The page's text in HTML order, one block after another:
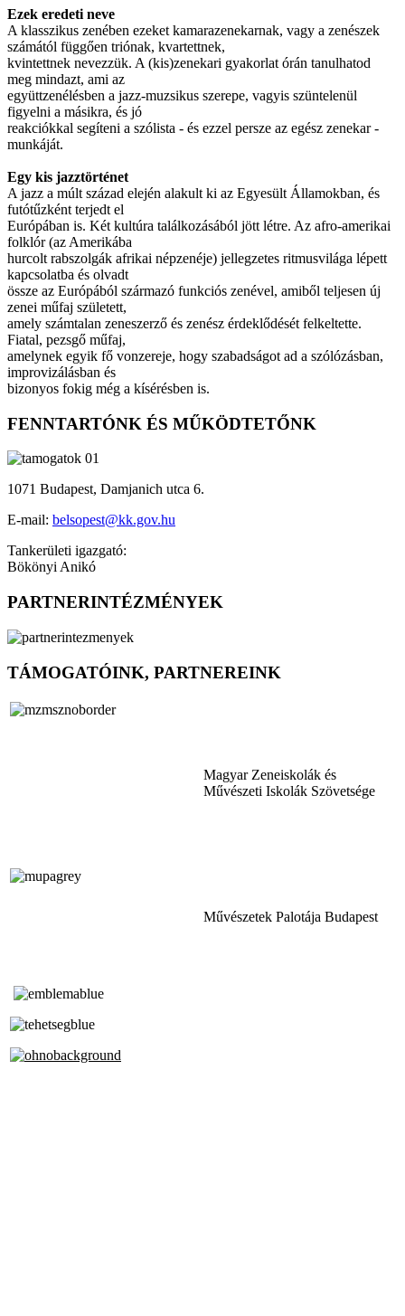
Ezek eredeti neve
A klasszikus zenében ezeket kamarazenekarnak, vagy a zenészek
számától függően triónak, kvartettnek,
kvintettnek nevezzük. A (kis)zenekari gyakorlat órán tanulhatod
meg mindazt, ami az
együttzenélésben a jazz-muzsikus szerepe, vagyis szüntelenül
figyelni a másikra, és jó
reakciókkal segíteni a szólista - és ezzel persze az egész zenekar -
munkáját.
Egy kis jazztörténet
A jazz a múlt század elején alakult ki az Egyesült Államokban, és
futótűzként terjedt el
Európában is. Két kultúra találkozásából jött létre. Az afro-amerikai
folklór (az Amerikába
hurcolt rabszolgák afrikai népzenéje) jellegzetes ritmusvilága lépett
kapcsolatba és olvadt
össze az Európából származó funkciós zenével, amiből teljesen új
zenei műfaj született,
amely számtalan zeneszerző és zenész érdeklődését felkeltette.
Fiatal, pezsgő műfaj,
amelynek egyik fő vonzereje, hogy szabadságot ad a szólózásban,
improvizálásban és
bizonyos fokig még a kísérésben is.
FENNTARTÓNK ÉS MŰKÖDTETŐNK
1071 Budapest, Damjanich utca 6.
E-mail: belsopest@kk.gov.hu
Tankerületi igazgató:
Bökönyi Anikó
PARTNERINTÉZMÉNYEK
TÁMOGATÓINK, PARTNEREINK
Magyar Zeneiskolák és
Művészeti Iskolák Szövetsége
Művészetek Palotája Budapest